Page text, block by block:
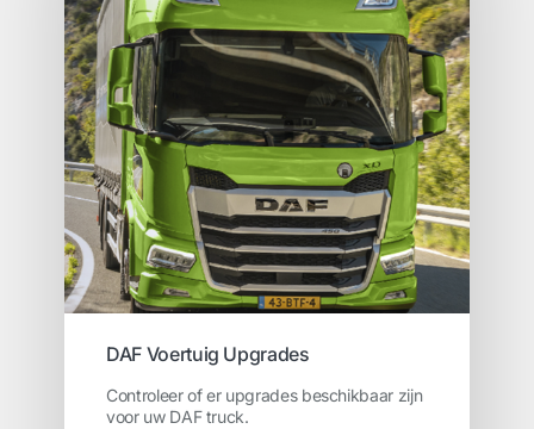
DAF Voertuig Upgrades
Controleer of er upgrades beschikbaar zijn
voor uw DAF truck.